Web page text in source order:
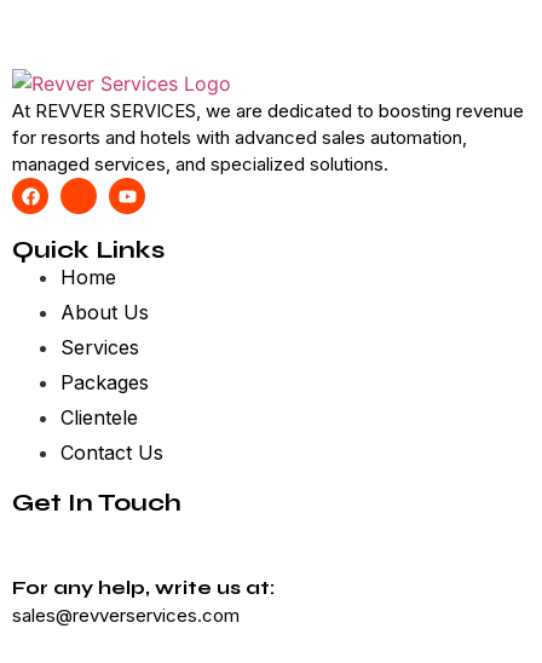
At REVVER SERVICES, we are dedicated to boosting revenue
for resorts and hotels with advanced sales automation,
managed services, and specialized solutions.
Quick Links
Home
About Us
Services
Packages
Clientele
Contact Us
Get In Touch
For any help, write us at:
sales@revverservices.com